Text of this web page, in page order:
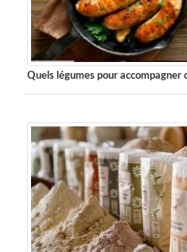
Quels légumes pour accompagner